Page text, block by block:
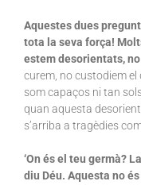
Aquestes dues
tota la seva força!
estem desorientats,
curem, no custodiem el
som capaços ni tan
quan aquesta
s’arriba a tragèdies
‘On és el teu germà?
diu Déu. Aquesta no